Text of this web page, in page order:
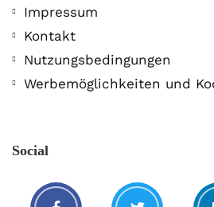
Impressum
Kontakt
Nutzungsbedingungen
Werbemöglichkeiten und
Social